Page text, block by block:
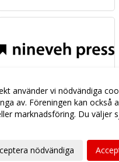
använder vi nödvändiga
av. Föreningen kan också
marknadsföring. Du väljer
nödvändiga